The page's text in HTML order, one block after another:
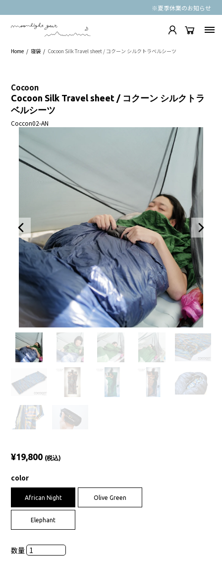
※夏季休業のお知らせ
Home 寝袋 Cocoon Silk Travel sheet / コクーン シルクトラベルシーツ
Cocoon
Cocoon Silk Travel sheet / コクーン シルクトラ
ベルシーツ
Coccon02-AN
¥19,800 (税込)
color
African Night Olive Green
Elephant
数量